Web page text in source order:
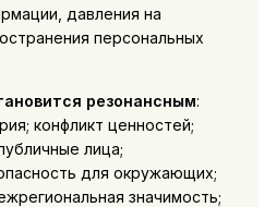
давления на
персональных
резонансным:
конфликт ценностей;
лица;
для окружающих;
значимость;